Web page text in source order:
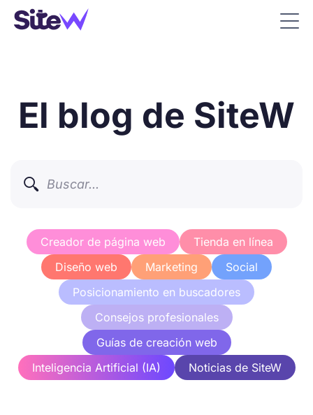
El blog de SiteW

Creador de página web
Tienda en línea
Diseño web
Marketing
Social
Posicionamiento en buscadores
Consejos profesionales
Guías de creación web
Inteligencia Artificial (IA)
Noticias de SiteW